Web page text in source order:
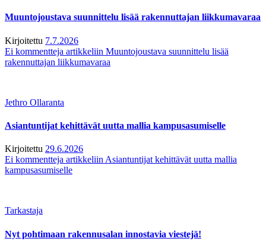
Muuntojoustava suunnittelu lisää rakennuttajan liikkumavaraa
Kirjoitettu 7.7.2026
Ei kommentteja artikkeliin Muuntojoustava suunnittelu lisää
rakennuttajan liikkumavaraa
Jethro Ollaranta
Asiantuntijat kehittävät uutta mallia kampusasumiselle
Kirjoitettu 29.6.2026
Ei kommentteja artikkeliin Asiantuntijat kehittävät uutta mallia
kampusasumiselle
Tarkastaja
Nyt pohtimaan rakennusalan innostavia viestejä!